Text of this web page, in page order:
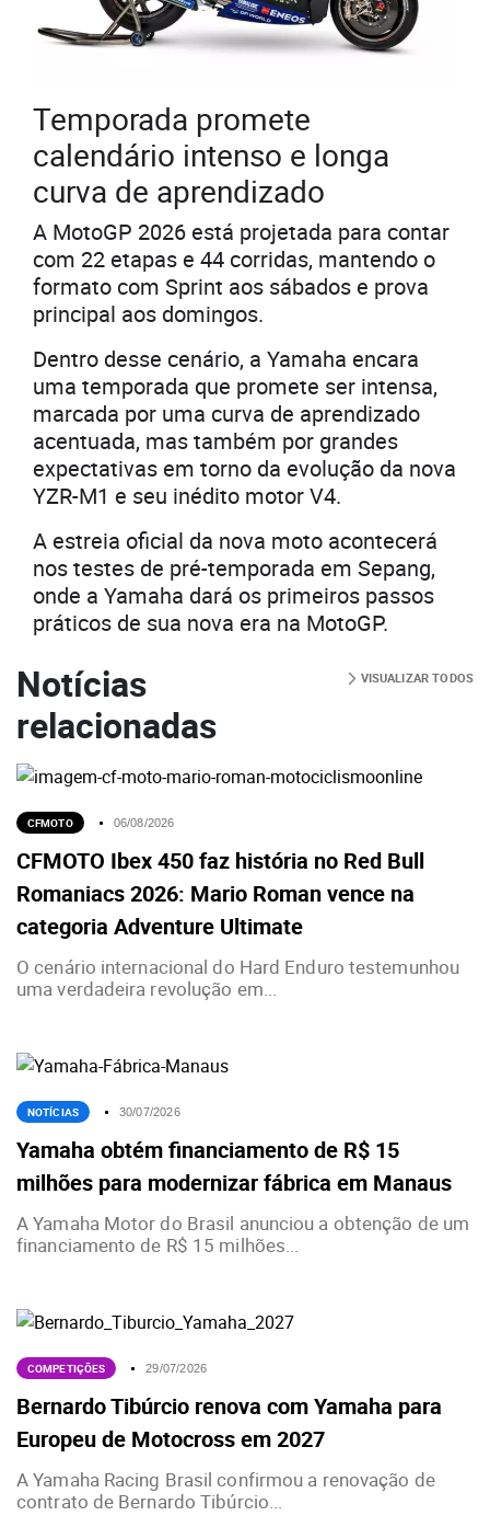
Temporada promete
calendário intenso e longa
curva de aprendizado
A MotoGP 2026 está projetada para contar
com 22 etapas e 44 corridas, mantendo o
formato com Sprint aos sábados e prova
principal aos domingos.
Dentro desse cenário, a Yamaha encara
uma temporada que promete ser intensa,
marcada por uma curva de aprendizado
acentuada, mas também por grandes
expectativas em torno da evolução da nova
YZR-M1 e seu inédito motor V4.
A estreia oficial da nova moto acontecerá
nos testes de pré-temporada em Sepang,
onde a Yamaha dará os primeiros passos
práticos de sua nova era na MotoGP.
Notícias
relacionadas
VISUALIZAR TODOS
CFMOTO 06/08/2026
CFMOTO Ibex 450 faz história no Red Bull
Romaniacs 2026: Mario Roman vence na
categoria Adventure Ultimate
O cenário internacional do Hard Enduro testemunhou
uma verdadeira revolução em...
NOTÍCIAS 30/07/2026
Yamaha obtém financiamento de R$ 15
milhões para modernizar fábrica em Manaus
A Yamaha Motor do Brasil anunciou a obtenção de um
financiamento de R$ 15 milhões...
COMPETIÇÕES 29/07/2026
Bernardo Tibúrcio renova com Yamaha para
Europeu de Motocross em 2027
A Yamaha Racing Brasil confirmou a renovação de
contrato de Bernardo Tibúrcio...